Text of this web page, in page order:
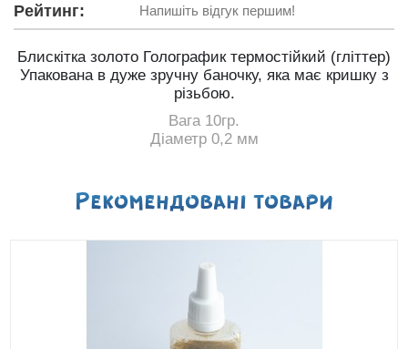
Рейтинг: Напишіть відгук першим!
Блискітка золото Голографик термостійкий (гліттер)
Упакована в дуже зручну баночку, яка має кришку з
різьбою.
Вага 10гр.
Діаметр 0,2 мм
Рекомендованi товари